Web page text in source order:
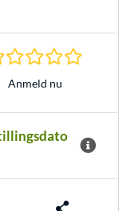
Anmeld nu